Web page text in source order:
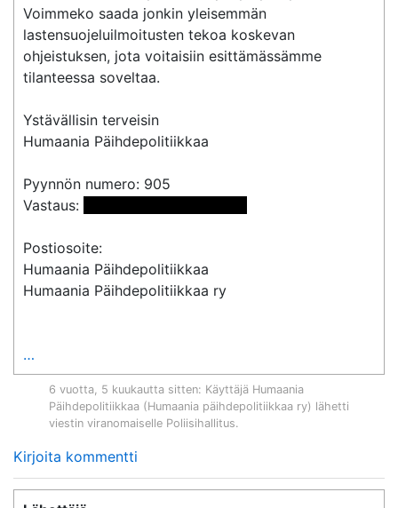
Voimmeko saada jonkin yleisemmän
lastensuojeluilmoitusten tekoa koskevan
ohjeistuksen, jota voitaisiin esittämässämme
tilanteessa soveltaa.
Ystävällisin terveisin
Humaania Päihdepolitiikkaa
Pyynnön numero: 905
Vastaus:
Postiosoite:
Humaania Päihdepolitiikkaa
Humaania Päihdepolitiikkaa ry
…
6 vuotta, 5 kuukautta sitten: Käyttäjä Humaania
Päihdepolitiikkaa (Humaania päihdepolitiikkaa ry) lähetti
viestin viranomaiselle Poliisihallitus.
Kirjoita kommentti